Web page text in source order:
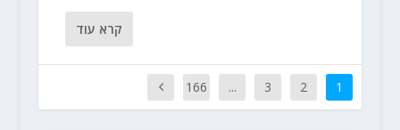
קרא עוד
1
2
3
...
166